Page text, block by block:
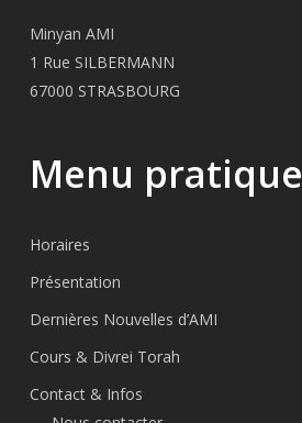
Minyan AMI
1 Rue SILBERMANN
67000 STRASBOURG
Menu pratique
Horaires
Présentation
Dernières Nouvelles d’AMI
Cours & Divrei Torah
Contact & Infos